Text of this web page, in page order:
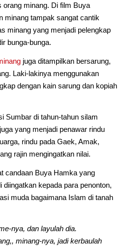
minang. Di film Buya
minang tampak sangat cantik
minang yang menjadi pelengkap
bunga-bunga.
juga ditampilkan bersarung,
Laki-lakinya menggunakan
dengan kain sarung dan kopiah
Sumbar di tahun-tahun silam
yang menjadi penawar rindu
rindu pada Gaek, Amak,
rajin mengingatkan nilai.
candaan Buya Hamka yang
kepada para penonton,
muda bagaimana Islam di tanah
nya, dan layulah dia.
minang-nya, jadi kerbaulah